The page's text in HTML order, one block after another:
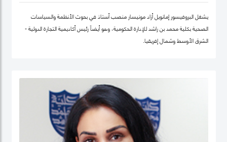
يشغل البروفيسور إمانويل أزاد مونيسار منصب أستاذ في بحوث الأنظمة والسياسات
الصحية بكلية محمد بن راشد للإدارة الحكومية، وهو أيضاً رئيس أكاديمية التجارة الدولية -
الشرق الأوسط وشمال إفريقيا.